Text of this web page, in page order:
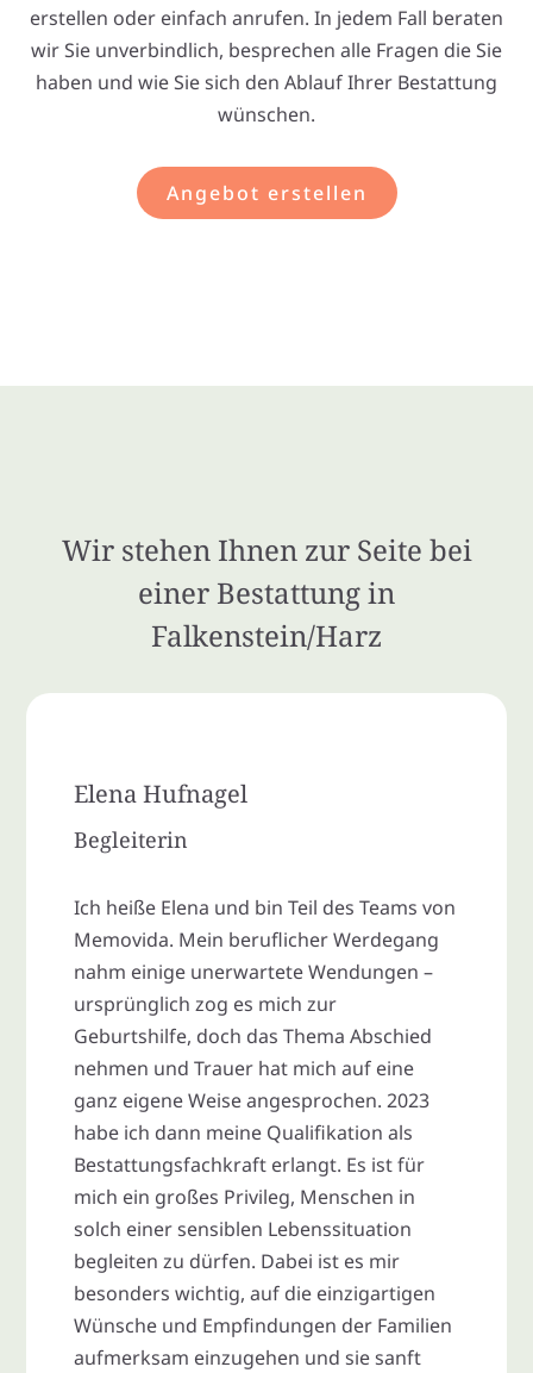
erstellen oder einfach anrufen. In jedem Fall beraten
wir Sie unverbindlich, besprechen alle Fragen die Sie
haben und wie Sie sich den Ablauf Ihrer Bestattung
wünschen.
Angebot erstellen
Wir stehen Ihnen zur Seite bei
einer Bestattung in
Falkenstein/Harz
Elena Hufnagel
Begleiterin
Ich heiße Elena und bin Teil des Teams von
Memovida. Mein beruflicher Werdegang
nahm einige unerwartete Wendungen –
ursprünglich zog es mich zur
Geburtshilfe, doch das Thema Abschied
nehmen und Trauer hat mich auf eine
ganz eigene Weise angesprochen. 2023
habe ich dann meine Qualifikation als
Bestattungsfachkraft erlangt. Es ist für
mich ein großes Privileg, Menschen in
solch einer sensiblen Lebenssituation
begleiten zu dürfen. Dabei ist es mir
besonders wichtig, auf die einzigartigen
Wünsche und Empfindungen der Familien
aufmerksam einzugehen und sie sanft